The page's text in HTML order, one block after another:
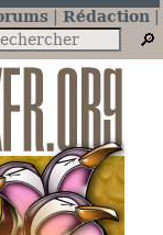
Rédaction